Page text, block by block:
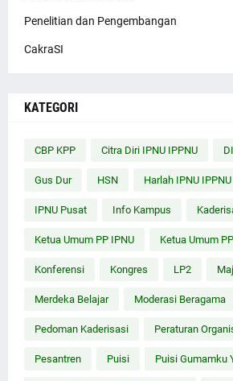
Penelitian dan Pengembangan
CakraSI
KATEGORI
CBP KPP Citra Diri IPNU IPPNU
Gus Dur HSN Harlah IPNU IPPNU
IPNU Pusat Info Kampus
Ketua Umum PP IPNU Ketua Umum
Konferensi Kongres LP2
Merdeka Belajar Moderasi Beragama
Pedoman Kaderisasi Peraturan
Pesantren Puisi Puisi Gumamku